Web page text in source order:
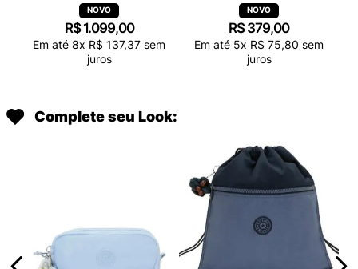
R$ 1.099,00
Em até 8x R$ 137,37 sem
juros
R$ 379,00
Em até 5x R$ 75,80 sem
juros
Complete seu Look: